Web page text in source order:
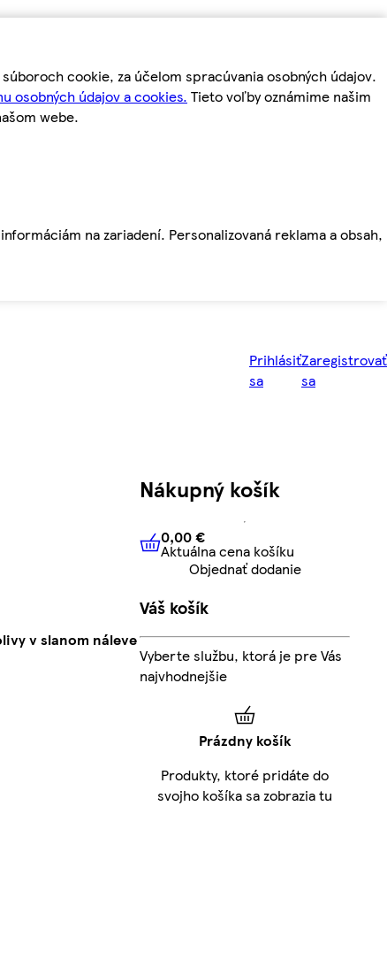
cookie, za účelom spracúvania osobných údajov.
osobných údajov a cookies. Tieto voľby oznámime našim
webe.
na zariadení. Personalizovaná reklama a obsah,
Prihlásiť
sa
Zaregistrovať
sa
v slanom náleve
Nákupný košík
0,00 € Aktuálna cena košíku
0,00 €
Aktuálna cena košíku
Objednať dodanie
Váš košík
Vyberte službu, ktorá je pre Vás
najvhodnejšie
Prázdny košík
Produkty, ktoré pridáte do
svojho košíka sa zobrazia tu